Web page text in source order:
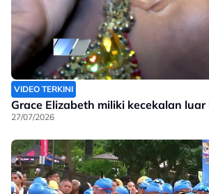
VIDEO TERKINI
Grace Elizabeth miliki kecekalan luar
27/07/2026